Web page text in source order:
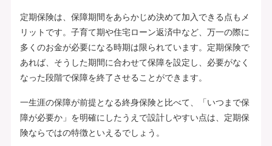
定期保険は、保障期間をあらかじめ決めて加入できる点もメ
リットです。子育て期や住宅ローン返済中など、万一の際に
多くのお金が必要になる時期は限られています。定期保険で
あれば、そうした期間に合わせて保障を設定し、必要がなく
なった段階で保障を終了させることができます。
一生涯の保障が前提となる終身保険と比べて、「いつまで保
障が必要か」を明確にしたうえで設計しやすい点は、定期保
険ならではの特徴といえるでしょう。